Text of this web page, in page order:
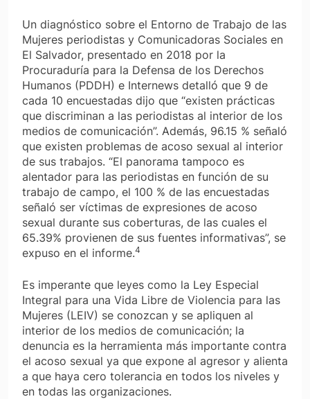
Un diagnóstico sobre el Entorno de Trabajo de las
Mujeres periodistas y Comunicadoras Sociales en
El Salvador, presentado en 2018 por la
Procuraduría para la Defensa de los Derechos
Humanos (PDDH) e Internews detalló que 9 de
cada 10 encuestadas dijo que “existen prácticas
que discriminan a las periodistas al interior de los
medios de comunicación”. Además, 96.15 % señaló
que existen problemas de acoso sexual al interior
de sus trabajos. “El panorama tampoco es
alentador para las periodistas en función de su
trabajo de campo, el 100 % de las encuestadas
señaló ser víctimas de expresiones de acoso
sexual durante sus coberturas, de las cuales el
65.39% provienen de sus fuentes informativas”, se
expuso en el informe.4
Es imperante que leyes como la Ley Especial
Integral para una Vida Libre de Violencia para las
Mujeres (LEIV) se conozcan y se apliquen al
interior de los medios de comunicación; la
denuncia es la herramienta más importante contra
el acoso sexual ya que expone al agresor y alienta
a que haya cero tolerancia en todos los niveles y
en todas las organizaciones.